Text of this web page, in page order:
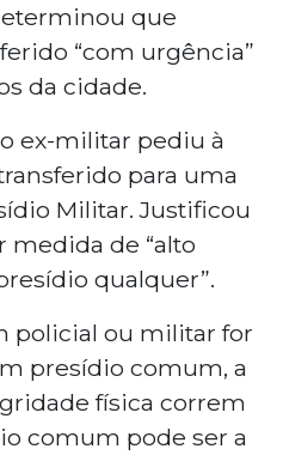
que
“com urgência”
da cidade.
ex-militar pediu à
para uma
Militar. Justificou
de “alto
qualquer”.
policial ou militar for
presídio comum, a
física correm
comum pode ser a